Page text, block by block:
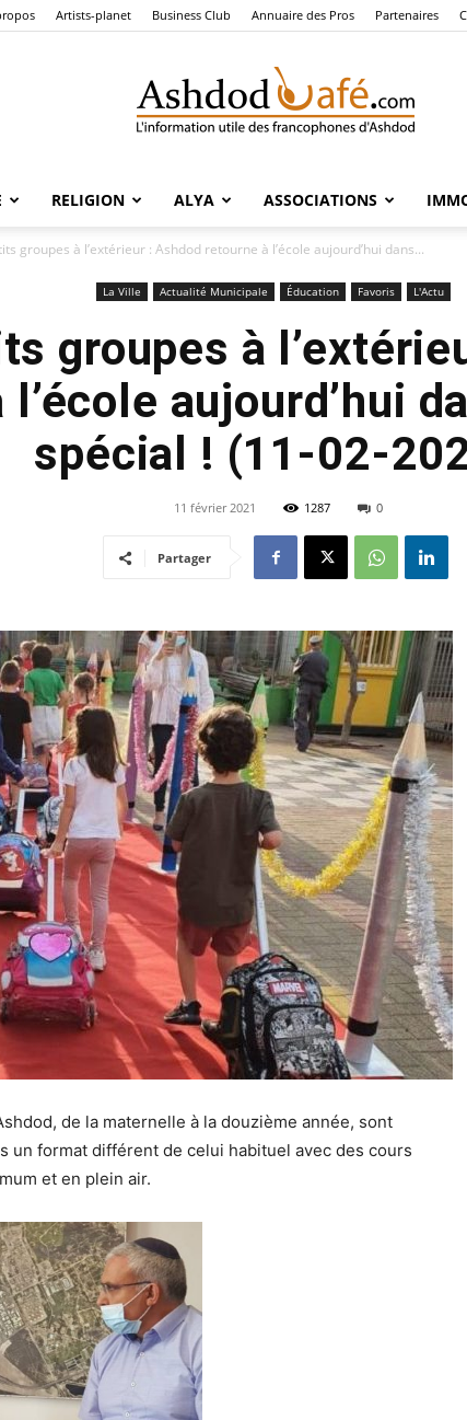
Artists-planet Business Club Annuaire des Pros Partenaires
Café
RELIGION ALYA ASSOCIATIONS
groupes à l’extérieur : Ashdod retourne à l’école aujourd’hui dans...
La Ville Actualité Municipale Éducation Favoris L'Actu
groupes à
aujourd’hui
spécial ! (11-02-
11 février 2021 1287 0
Partager
de la maternelle à la douzième année, sont
un format différent de celui habituel avec des cours
et en plein air.